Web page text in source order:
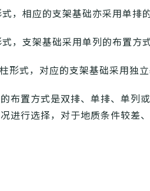
，相应的支架基础亦采用单排
，支架基础采用单列的布置方式
式，对应的支架基础采用独立
布置方式是双排、单排、单列
进行选择，对于地质条件较差